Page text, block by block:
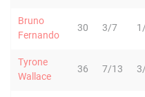
Bruno
Fernando
30 3/7
Tyrone
Wallace
36 7/13